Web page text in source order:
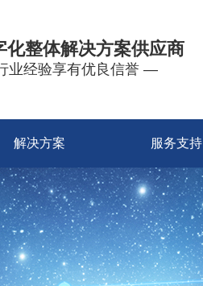
化整体解决方案供应商
业经验享有优良信誉 —
解决方案 服务支持